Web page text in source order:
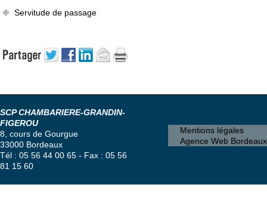
Servitude de passage
SCP CHAMBARIERE-GRANDIN-
FIGEROU
8, cours de Gourgue
33000 Bordeaux
Tél : 05 56 44 00 65 - Fax : 05 56
81 15 60
Mentions légales
Agence Web Bordeaux